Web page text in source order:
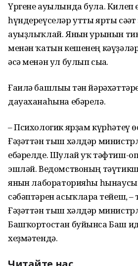
Үргене ауылында була. Килеп
һүндереүселәр утты ярты
ауыҙлыҡлай. Янғын урынын
менән ҡатын кешенең
әсә менән ул булып сыға.
Ғаилә башлығы тән
дауаханаһына ебәрелә.
– Психологик ярҙам күрһәтеү
Ғәҙәттән тыш хәлдәр
ебәрелде. Шулай уҡ тәфтиш-
эшләй. Ведомствоның
янғын лабораторияһы
сәбәптәрен асыҡларға тейеш, –
Ғәҙәттән тыш хәлдәр
Башҡортостан буйынса Баш
хеҙмәтендә.